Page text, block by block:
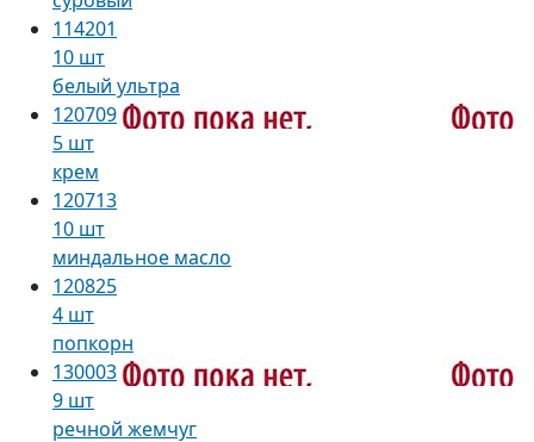
114201
10 шт
белый ультра
120709
5 шт
крем
120713
10 шт
миндальное масло
120825
4 шт
попкорн
130003
9 шт
речной жемчуг